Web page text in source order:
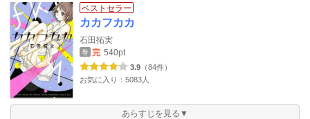
ベストセラー
カカフカカ
石田拓実
巻 完 540pt
3.9 （84件）
お気に入り：5083人
あらすじを見る▼